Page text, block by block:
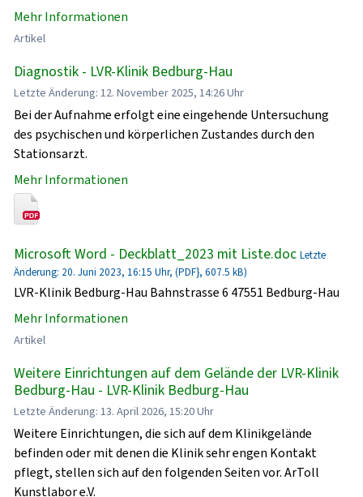
Mehr Informationen
Artikel
Diagnostik - LVR-Klinik Bedburg-Hau
Letzte Änderung: 12. November 2025, 14:26 Uhr
Bei der Aufnahme erfolgt eine eingehende Untersuchung
des psychischen und körperlichen Zustandes durch den
Stationsarzt.
Mehr Informationen
Microsoft Word - Deckblatt_2023 mit Liste.doc Letzte
Änderung: 20. Juni 2023, 16:15 Uhr, (PDF}, 607.5 kB)
LVR-Klinik Bedburg-Hau Bahnstrasse 6 47551 Bedburg-Hau
Mehr Informationen
Artikel
Weitere Einrichtungen auf dem Gelände der LVR-Klinik
Bedburg-Hau - LVR-Klinik Bedburg-Hau
Letzte Änderung: 13. April 2026, 15:20 Uhr
Weitere Einrichtungen, die sich auf dem Klinikgelände
befinden oder mit denen die Klinik sehr engen Kontakt
pflegt, stellen sich auf den folgenden Seiten vor. ArToll
Kunstlabor e.V.